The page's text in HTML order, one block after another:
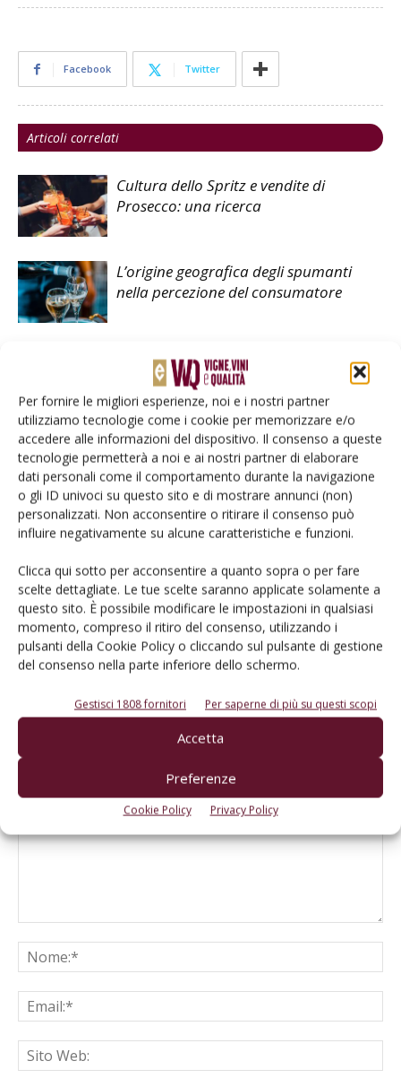
Per fornire le migliori esperienze, noi e i nostri partner
utilizziamo tecnologie come i cookie per memorizzare e/o
accedere alle informazioni del dispositivo. Il consenso a queste
tecnologie permetterà a noi e ai nostri partner di elaborare
dati personali come il comportamento durante la navigazione
o gli ID univoci su questo sito e di mostrare annunci (non)
personalizzati. Non acconsentire o ritirare il consenso può
influire negativamente su alcune caratteristiche e funzioni.
Clicca qui sotto per acconsentire a quanto sopra o per fare
scelte dettagliate. Le tue scelte saranno applicate solamente a
questo sito. È possibile modificare le impostazioni in qualsiasi
momento, compreso il ritiro del consenso, utilizzando i
pulsanti della Cookie Policy o cliccando sul pulsante di gestione
del consenso nella parte inferiore dello schermo.
Gestisci 1808 fornitori Per saperne di più su questi scopi
Accetta
Preferenze
Cookie Policy Privacy Policy
Facebook Twitter
Articoli correlati
Cultura dello Spritz e vendite di
Prosecco: una ricerca
L’origine geografica degli spumanti
nella percezione del consumatore
Italian Wine Brands, positiva la
semestrale 2023
1 commento
Le Colline del Prosecco sono patrimonio
7 Luglio 2019 at 19:41
[…] Colline trevigiane nella lista dei paesaggi culturali
da tutelare come patrimonio dell’umanità (ne
avevamo parlato qui). I 97 Km2 di declivi vitati e di
borghi della Sinistra Piave tra Conegliano e
Valdobbiadene […]
LASCIA UN COMMENTO